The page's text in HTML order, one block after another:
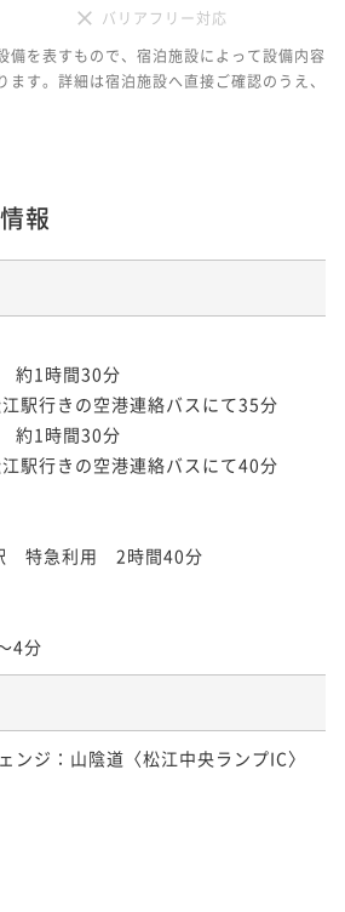
バリアフリー対応
備を表すもので、宿泊施設によって設備内容
ます。詳細は宿泊施設へ直接ご確認のうえ、
報
約1時間30分
駅行きの空港連絡バスにて35分
約1時間30分
駅行きの空港連絡バスにて40分
特急利用　2時間40分
4分
ンジ：山陰道〈松江中央ランプIC〉